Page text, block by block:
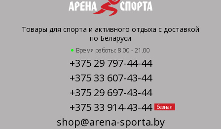
Товары для спорта и активного отдыха с доставкой
по Беларуси
Время работы: 8.00 - 21.00
+375 29 797-44-44
+375 33 607-43-44
+375 29 697-43-44
+375 33 914-43-44
безнал
shop@arena-sporta.by